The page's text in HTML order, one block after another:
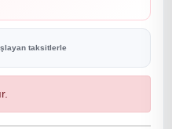
taksitlerle